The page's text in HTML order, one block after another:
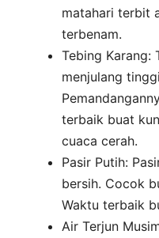
matahari terbit
terbenam.
Tebing Karang:
menjulang
terbaik buat
cuaca cerah.
Pasir Putih:
bersih. Cocok
Waktu terbaik
Air Terjun